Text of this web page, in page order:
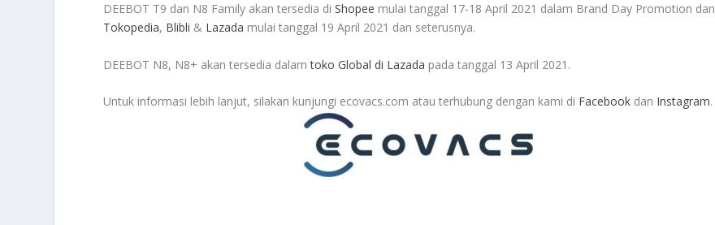
DEEBOT T9 dan N8 Family akan tersedia diShopee mulai tanggal 17-18 April 2021 dalam Brand Day Promotion dan
Tokopedia, Blibli & Lazada mulai tanggal 19 April 2021 dan seterusnya.
DEEBOT N8, N8+ akan tersedia dalamtoko Global di Lazada pada tanggal 13 April 2021.
Untuk informasi lebih lanjut, silakan kunjungi ecovacs.com atau terhubung dengan kami di Facebook dan Instagram.